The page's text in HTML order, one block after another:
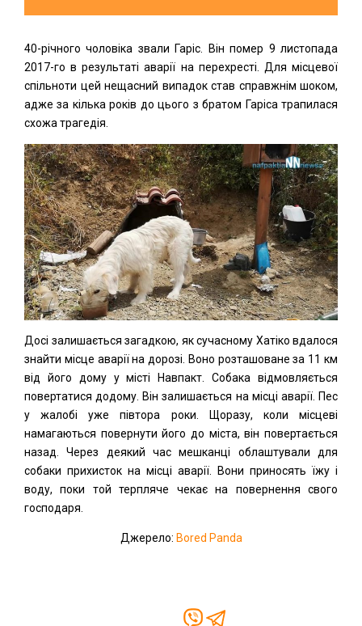
40-річного чоловіка звали Гаріс. Він помер 9 листопада
2017-го в результаті аварії на перехресті. Для місцевої
спільноти цей нещасний випадок став справжнім шоком,
адже за кілька років до цього з братом Гаріса трапилася
схожа трагедія.
Досі залишається загадкою, як сучасному Хатіко вдалося
знайти місце аварії на дорозі. Воно розташоване за 11 км
від його дому у місті Навпакт. Собака відмовляється
повертатися додому. Він залишається на місці аварії. Пес
у жалобі уже півтора роки. Щоразу, коли місцеві
намагаються повернути його до міста, він повертається
назад. Через деякий час мешканці облаштували для
собаки прихисток на місці аварії. Вони приносять їжу і
воду, поки той терпляче чекає на повернення свого
господаря.
Джерело: Bored Panda